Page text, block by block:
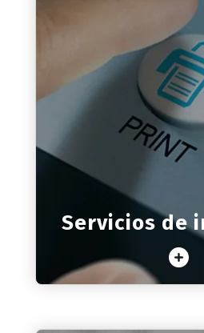
Servicios de
Servicios de
Más de 15 años de
sector y un millar
Saber